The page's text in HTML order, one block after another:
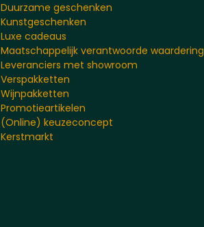
Duurzame geschenken
Kunstgeschenken
Luxe cadeaus
Maatschappelijk verantwoorde waardering
Leveranciers met showroom
Verspakketten
Wijnpakketten
Promotieartikelen
(Online) keuzeconcept
Kerstmarkt